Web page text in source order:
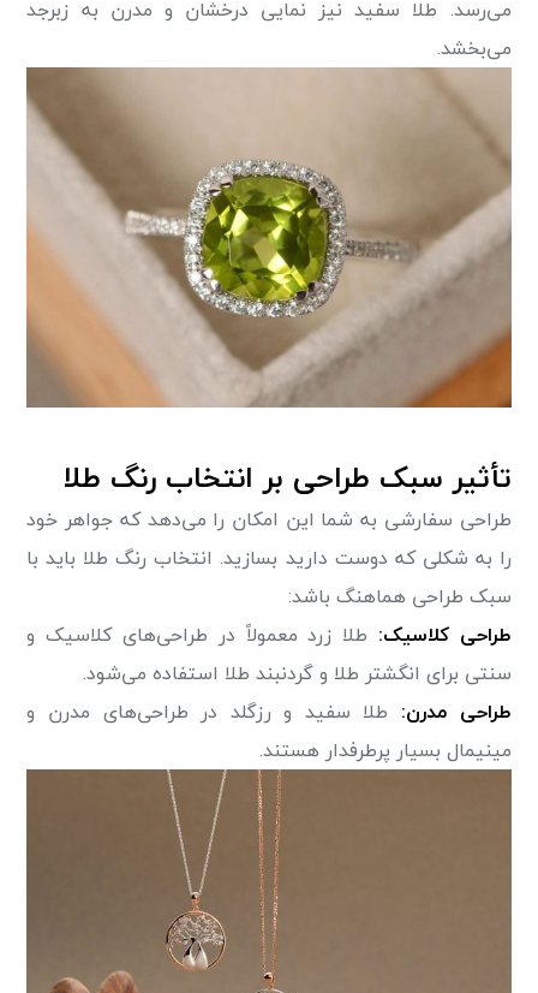
می‌رسد. طلا سفید نیز نمایی درخشان و مدرن به زبرجد
می‌بخشد.
تأثیر سبک طراحی بر انتخاب رنگ طلا
طراحی سفارشی به شما این امکان را می‌دهد که جواهر خود
را به شکلی که دوست دارید بسازید. انتخاب رنگ طلا باید با
سبک طراحی هماهنگ باشد:
طراحی کلاسیک: طلا زرد معمولاً در طراحی‌های کلاسیک و
سنتی برای انگشتر طلا و گردنبند طلا استفاده می‌شود.
طراحی مدرن: طلا سفید و رزگلد در طراحی‌های مدرن و
مینیمال بسیار پرطرفدار هستند.